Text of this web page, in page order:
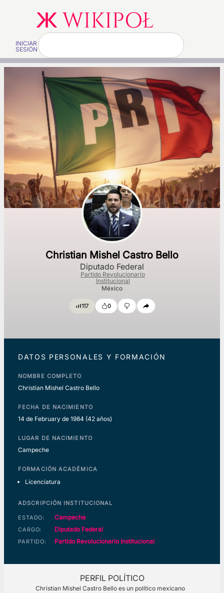
INICIAR
SESIÓN
Christian Mishel Castro Bello
Diputado Federal
Partido Revolucionario
Institucional
México
117 0
DATOS PERSONALES Y FORMACIÓN
NOMBRE COMPLETO
Christian Mishel Castro Bello
FECHA DE NACIMIENTO
14 de February de 1984 (42 años)
LUGAR DE NACIMIENTO
Campeche
FORMACIÓN ACADÉMICA
Licenciatura
ADSCRIPCIÓN INSTITUCIONAL
ESTADO: Campeche
CARGO: Diputado Federal
PARTIDO: Partido Revolucionario Institucional
PERFIL POLÍTICO
Christian Mishel Castro Bello es un político mexicano